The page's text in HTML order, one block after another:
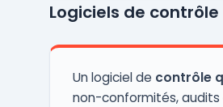
production et fournisseurs
Logiciels de
Un logiciel de contrôle
non-conformités,